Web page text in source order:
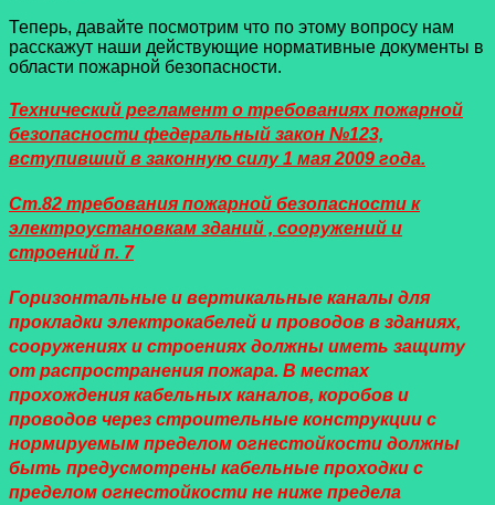
Теперь, давайте посмотрим что по этому вопросу нам
расскажут наши действующие нормативные документы в
области пожарной безопасности.
Технический регламент о требованиях пожарной
безопасности федеральный закон №123,
вступивший в законную силу 1 мая 2009 года.
Ст.82 требования пожарной безопасности к
электроустановкам зданий , сооружений и
строений п. 7
Горизонтальные и вертикальные каналы для
прокладки электрокабелей и проводов в зданиях,
сооружениях и строениях должны иметь защиту
от распространения пожара. В местах
прохождения кабельных каналов, коробов и
проводов через строительные конструкции с
нормируемым пределом огнестойкости должны
быть предусмотрены кабельные проходки с
пределом огнестойкости не ниже предела